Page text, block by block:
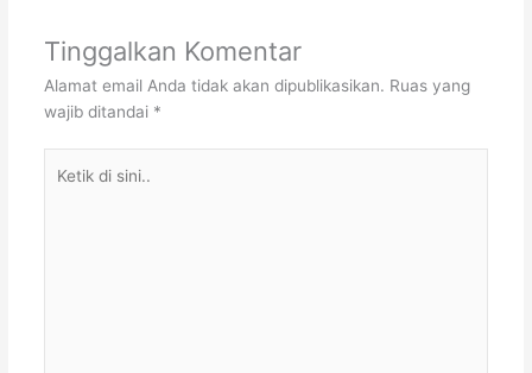
Tinggalkan Komentar
Alamat email Anda tidak akan dipublikasikan. Ruas yang
wajib ditandai *